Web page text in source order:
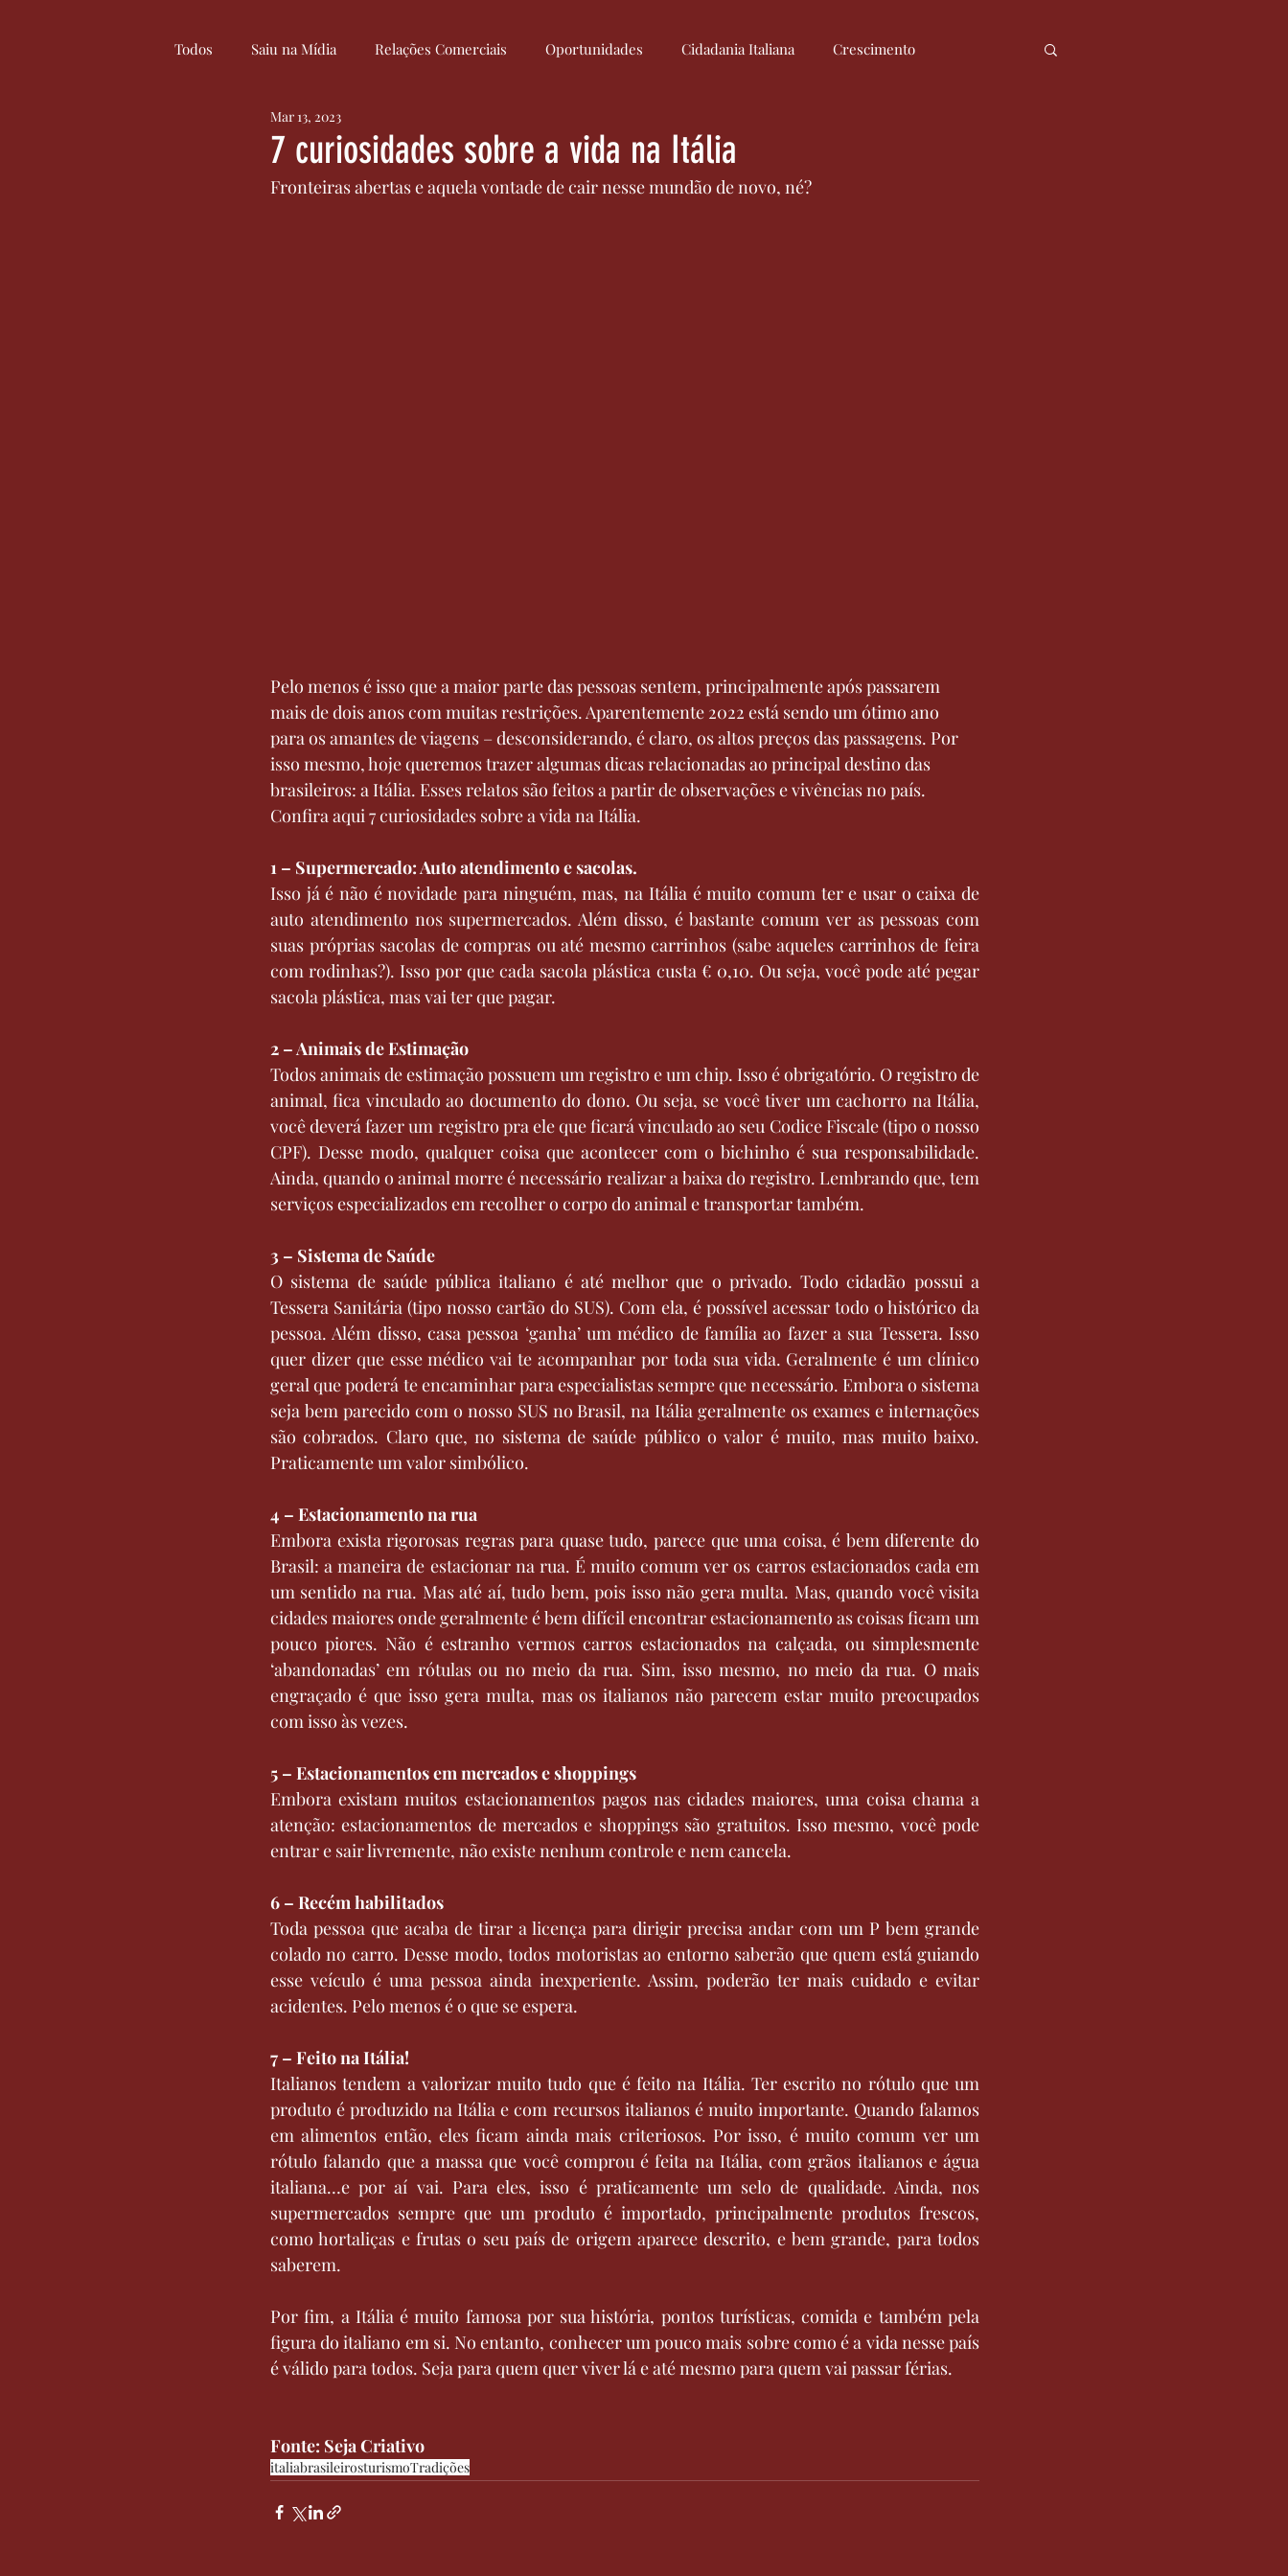
Todos Saiu na Mídia Relações Comerciais Oportunidades Cidadania Italiana Crescimento
Curiosidades Cultura
7 curiosidades sobre a vida na Itália
Mar 13, 2023
Fronteiras abertas e aquela vontade de cair nesse mundão de novo, né?
Pelo menos é isso que a maior parte das pessoas sentem, principalmente após passarem
mais de dois anos com muitas restrições. Aparentemente 2022 está sendo um ótimo ano
para os amantes de viagens – desconsiderando, é claro, os altos preços das passagens. Por
isso mesmo, hoje queremos trazer algumas dicas relacionadas ao principal destino das
brasileiros: a Itália. Esses relatos são feitos a partir de observações e vivências no país.
Confira aqui 7 curiosidades sobre a vida na Itália.
1 – Supermercado: Auto atendimento e sacolas.
Isso já é não é novidade para ninguém, mas, na Itália é muito comum ter e usar o caixa de
auto atendimento nos supermercados. Além disso, é bastante comum ver as pessoas com
suas próprias sacolas de compras ou até mesmo carrinhos (sabe aqueles carrinhos de feira
com rodinhas?). Isso por que cada sacola plástica custa € 0,10. Ou seja, você pode até pegar
sacola plástica, mas vai ter que pagar.
2 – Animais de Estimação
Todos animais de estimação possuem um registro e um chip. Isso é obrigatório. O registro de
animal, fica vinculado ao documento do dono. Ou seja, se você tiver um cachorro na Itália,
você deverá fazer um registro pra ele que ficará vinculado ao seu Codice Fiscale (tipo o nosso
CPF). Desse modo, qualquer coisa que acontecer com o bichinho é sua responsabilidade.
Ainda, quando o animal morre é necessário realizar a baixa do registro. Lembrando que, tem
serviços especializados em recolher o corpo do animal e transportar também.
3 – Sistema de Saúde
O sistema de saúde pública italiano é até melhor que o privado. Todo cidadão possui a
Tessera Sanitária (tipo nosso cartão do SUS). Com ela, é possível acessar todo o histórico da
pessoa. Além disso, casa pessoa ‘ganha’ um médico de família ao fazer a sua Tessera. Isso
quer dizer que esse médico vai te acompanhar por toda sua vida. Geralmente é um clínico
geral que poderá te encaminhar para especialistas sempre que necessário. Embora o sistema
seja bem parecido com o nosso SUS no Brasil, na Itália geralmente os exames e internações
são cobrados. Claro que, no sistema de saúde público o valor é muito, mas muito baixo.
Praticamente um valor simbólico.
4 – Estacionamento na rua
Embora exista rigorosas regras para quase tudo, parece que uma coisa, é bem diferente do
Brasil: a maneira de estacionar na rua. É muito comum ver os carros estacionados cada em
um sentido na rua. Mas até aí, tudo bem, pois isso não gera multa. Mas, quando você visita
cidades maiores onde geralmente é bem difícil encontrar estacionamento as coisas ficam um
pouco piores. Não é estranho vermos carros estacionados na calçada, ou simplesmente
‘abandonadas’ em rótulas ou no meio da rua. Sim, isso mesmo, no meio da rua. O mais
engraçado é que isso gera multa, mas os italianos não parecem estar muito preocupados
com isso às vezes.
5 – Estacionamentos em mercados e shoppings
Embora existam muitos estacionamentos pagos nas cidades maiores, uma coisa chama a
atenção: estacionamentos de mercados e shoppings são gratuitos. Isso mesmo, você pode
entrar e sair livremente, não existe nenhum controle e nem cancela.
6 – Recém habilitados
Toda pessoa que acaba de tirar a licença para dirigir precisa andar com um P bem grande
colado no carro. Desse modo, todos motoristas ao entorno saberão que quem está guiando
esse veículo é uma pessoa ainda inexperiente. Assim, poderão ter mais cuidado e evitar
acidentes. Pelo menos é o que se espera.
7 – Feito na Itália!
Italianos tendem a valorizar muito tudo que é feito na Itália. Ter escrito no rótulo que um
produto é produzido na Itália e com recursos italianos é muito importante. Quando falamos
em alimentos então, eles ficam ainda mais criteriosos. Por isso, é muito comum ver um
rótulo falando que a massa que você comprou é feita na Itália, com grãos italianos e água
italiana…e por aí vai. Para eles, isso é praticamente um selo de qualidade. Ainda, nos
supermercados sempre que um produto é importado, principalmente produtos frescos,
como hortaliças e frutas o seu país de origem aparece descrito, e bem grande, para todos
saberem.
Por fim, a Itália é muito famosa por sua história, pontos turísticas, comida e também pela
figura do italiano em si. No entanto, conhecer um pouco mais sobre como é a vida nesse país
é válido para todos. Seja para quem quer viver lá e até mesmo para quem vai passar férias.
Fonte: Seja Criativo
italiabrasileirosturismoTradições